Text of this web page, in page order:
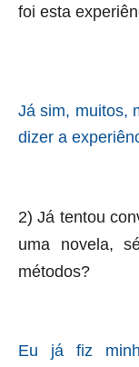
foi esta
Já sim, muitos,
dizer a
2) Já tentou
uma novela,
métodos?
Eu já fiz